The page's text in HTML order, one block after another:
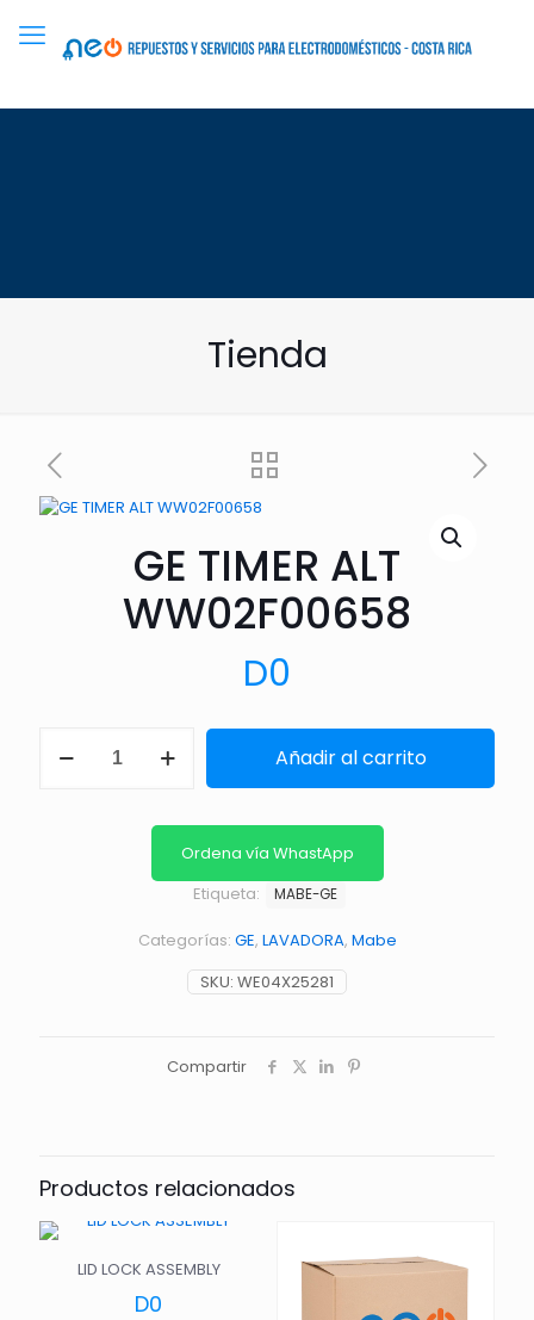
Tienda
GE TIMER ALT
WW02F00658
D0
TIMER
Añadir al carrito
Ordena vía WhastApp
SKU: WE04X25281
Categorías: GE, LAVADORA, Mabe
Etiqueta: MABE-GE
Compartir
Productos relacionados
LID LOCK ASSEMBLY
D0